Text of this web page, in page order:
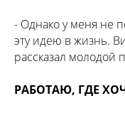
- Однако у меня не
эту идею в жизнь.
рассказал молодой
РАБОТАЮ, ГДЕ